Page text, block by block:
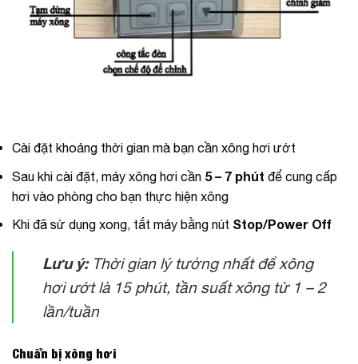
Cài đặt khoảng thời gian mà bạn cần xông hơi ướt
Sau khi cài đặt, máy xông hơi cần 5 – 7 phút để cung cấp
hơi vào phòng cho bạn thực hiện xông
Khi đã sử dụng xong, tắt máy bằng nút Stop/Power Off
Lưu ý:Thời gian lý tưởng nhất để xông
hơi ướt là 15 phút, tần suất xông từ 1 – 2
lần/tuần
Chuẩn bị xông hơi